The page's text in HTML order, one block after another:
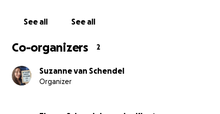
ben. Ik moet elke dag minimaal 23,5 uur in bed liggen.
alleen even opstaan om naar de wc te lopen en om
en drinken te pakken. Ik heb veel pijn en heb
instabiliteit beneden mijn huidige fusie (schedel tot T2)
See all See all
Co-organizers 2
Suzanne van Schendel
Organizer